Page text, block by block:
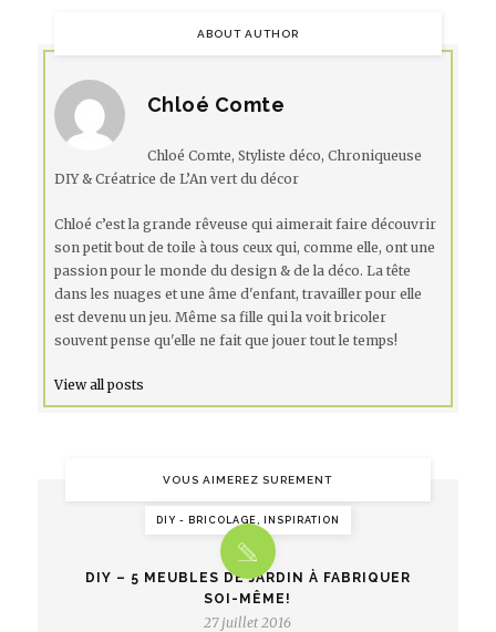
ABOUT AUTHOR
Chloé Comte
Chloé Comte, Styliste déco, Chroniqueuse
DIY & Créatrice de L’An vert du décor
Chloé c’est la grande rêveuse qui aimerait faire découvrir
son petit bout de toile à tous ceux qui, comme elle, ont une
passion pour le monde du design & de la déco. La tête
dans les nuages et une âme d'enfant, travailler pour elle
est devenu un jeu. Même sa fille qui la voit bricoler
souvent pense qu'elle ne fait que jouer tout le temps!
View all posts
VOUS AIMEREZ SUREMENT
DIY - BRICOLAGE, INSPIRATION
DIY – 5 MEUBLES DE JARDIN À FABRIQUER
SOI-MÊME!
27 juillet 2016